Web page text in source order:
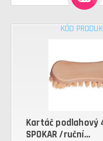
KÓD
Kartáč podlahový
SPOKAR /ruční...